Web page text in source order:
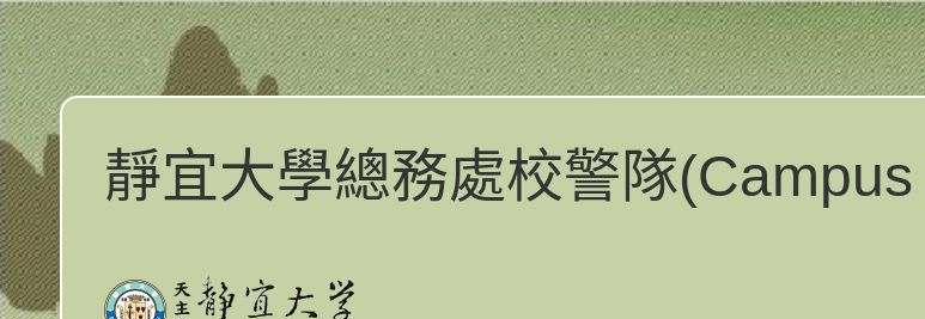
跳
到
主
要
內
容
區
靜宜大學總務處校警隊